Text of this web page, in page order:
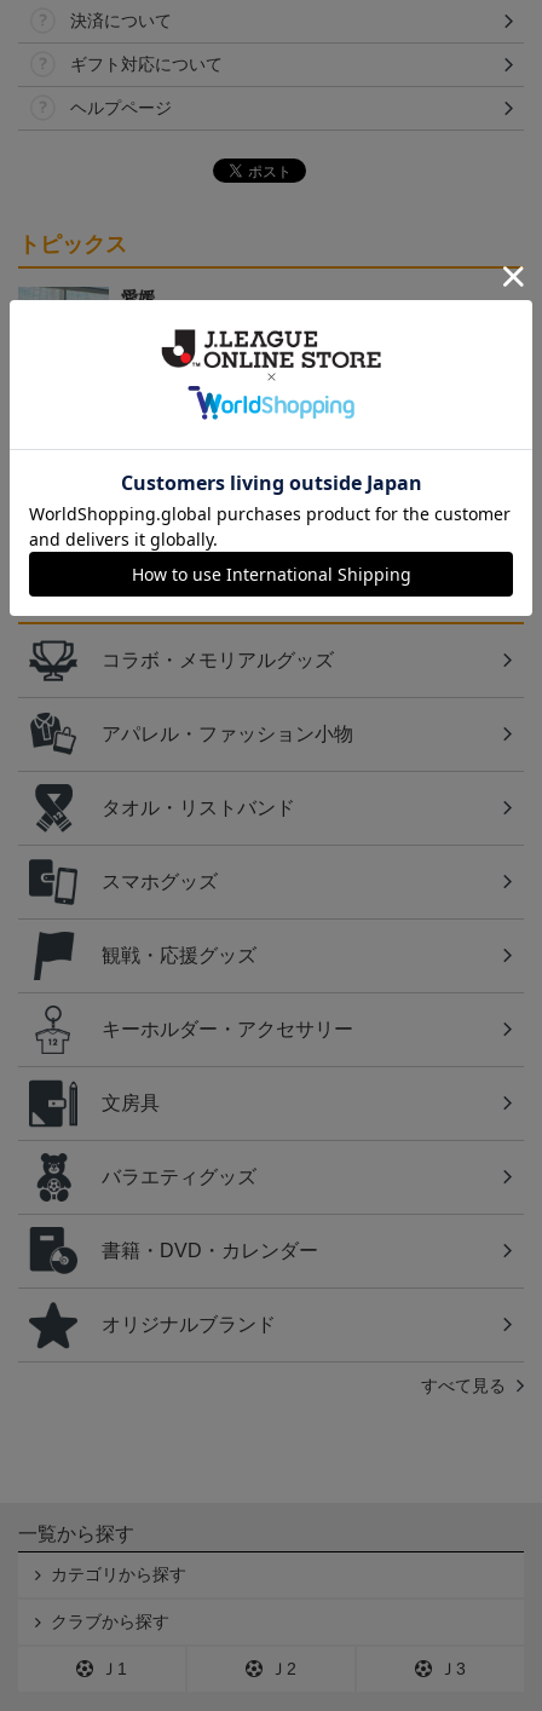
決済について
ギフト対応について
ヘルプページ
トピックス
愛媛
サンパークプロジェクト～
愛媛ＦＣのすべてのグッズをチェックしたい方に！
全グッズ一覧はこちら！
カテゴリから探す
コラボ・メモリアルグッズ
アパレル・ファッション小物
タオル・リストバンド
スマホグッズ
観戦・応援グッズ
キーホルダー・アクセサリー
文房具
バラエティグッズ
書籍・DVD・カレンダー
オリジナルブランド
すべて見る
一覧から探す
カテゴリから探す
クラブから探す
Ｊ1 Ｊ2 Ｊ3